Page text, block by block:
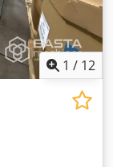
1 / 12